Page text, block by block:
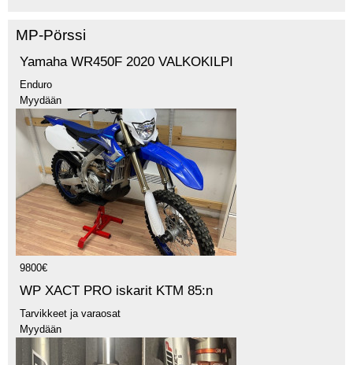
MP-Pörssi
Yamaha WR450F 2020 VALKOKILPI
Enduro
Myydään
9800€
WP XACT PRO iskarit KTM 85:n
Tarvikkeet ja varaosat
Myydään